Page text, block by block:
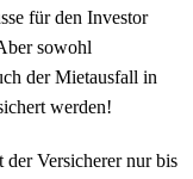
für den Investor
sowohl
der Mietausfall in
werden!
Versicherer nur bis